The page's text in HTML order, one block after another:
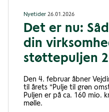
Nyetider 26.01.2026
Det er nu:
din
støttepuljen
Den 4. februar åbner
til årets ”Pulje til grøn
Puljen er på ca. 160 mio.
mølle.